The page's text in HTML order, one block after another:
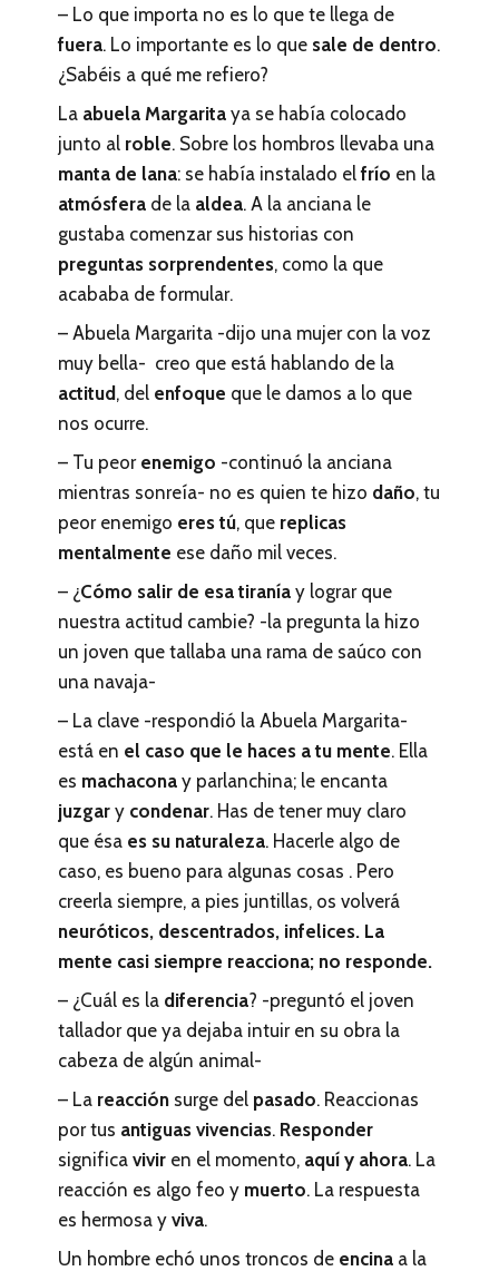
– Lo que importa no es lo que te llega de
fuera. Lo importante es lo que sale de dentro.
¿Sabéis a qué me refiero?
La abuela Margarita ya se había colocado
junto al roble. Sobre los hombros llevaba una
manta de lana: se había instalado elfrío en la
atmósfera de la aldea. A la anciana le
gustaba comenzar sus historias con
preguntas sorprendentes, como la que
acababa de formular.
– Abuela Margarita -dijo una mujer con la voz
muy bella- creo que está hablando de la
actitud, del enfoque que le damos a lo que
nos ocurre.
– Tu peorenemigo -continuó la anciana
mientras sonreía- no es quien te hizo daño, tu
peor enemigo eres tú, que replicas
mentalmente ese daño mil veces.
– ¿Cómo salir de esa tiranía y lograr que
nuestra actitud cambie? -la pregunta la hizo
un joven que tallaba una rama de saúco con
una navaja-
– La clave -respondió la Abuela Margarita-
está en el caso que le haces a tu mente. Ella
es machacona y parlanchina; le encanta
juzgar y condenar. Has de tener muy claro
que ésa es su naturaleza. Hacerle algo de
caso, es bueno para algunas cosas . Pero
creerla siempre, a pies juntillas, os volverá
neuróticos, descentrados, infelices. La
mente casi siempre reacciona; no responde.
– ¿Cuál es la diferencia? -preguntó el joven
tallador que ya dejaba intuir en su obra la
cabeza de algún animal-
– La reacción surge del pasado. Reaccionas
por tus antiguas vivencias. Responder
significavivir en el momento, aquí y ahora. La
reacción es algo feo y muerto. La respuesta
es hermosa yviva.
Un hombre echó unos troncos de encina a la